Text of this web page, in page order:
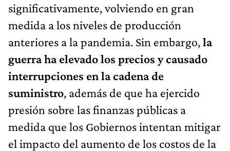
significativamente, volviendo en gran
medida a los niveles de producción
anteriores a la pandemia. Sin embargo,la
guerra ha elevado los precios y causado
interrupciones en la cadena de
suministro, además de que ha ejercido
presión sobre las finanzas públicas a
medida que los Gobiernos intentan mitigar
el impacto del aumento de los costos de la